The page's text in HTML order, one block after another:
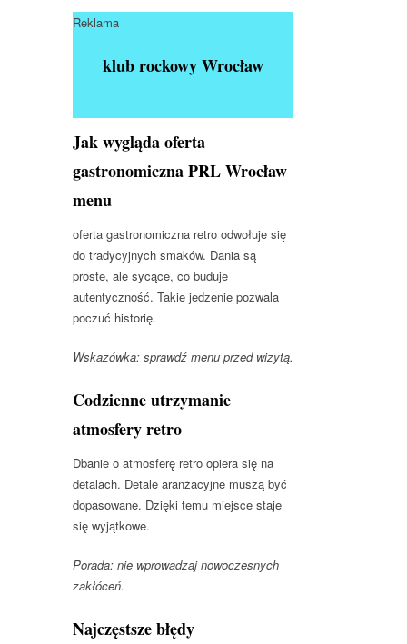
Reklama
klub rockowy Wrocław
Jak wygląda oferta
gastronomiczna PRL Wrocław
menu
oferta gastronomiczna retro odwołuje się
do tradycyjnych smaków. Dania są
proste, ale sycące, co buduje
autentyczność. Takie jedzenie pozwala
poczuć historię.
Wskazówka: sprawdź menu przed wizytą.
Codzienne utrzymanie
atmosfery retro
Dbanie o atmosferę retro opiera się na
detalach. Detale aranżacyjne muszą być
dopasowane. Dzięki temu miejsce staje
się wyjątkowe.
Porada: nie wprowadzaj nowoczesnych
zakłóceń.
Najczęstsze błędy